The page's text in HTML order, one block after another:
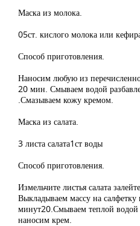
Маска из молока.
05ст. кислого молока или
Способ приготовления.
Наносим любую из
20 мин. Смываем водой
.Смазываем кожу кремом.
Маска из салата.
3 листа салата1ст воды
Способ приготовления.
Измельчите листья салата
Выкладываем массу на
минут20.Смываем теплой
наносим крем.